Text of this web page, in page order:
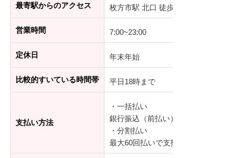
最寄駅からのアクセス 枚方市駅 北口 徒歩4分
営業時間 7:00~23:00
定休日 年末年始
比較的すいている時間帯 平日18時まで
支払い方法
・一括払い
銀行振込（前払い）、デビット
・分割払い
最大60回払いで支払可能